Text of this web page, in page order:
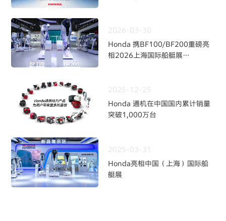
2026-03-30
Honda 携BF100/BF200重磅亮
相2026上海国际船艇展
2025-12-25
Honda 通机在中国国内累计销量
突破1,000万台
2025-03-31
Honda亮相中国（上海）国际船
艇展